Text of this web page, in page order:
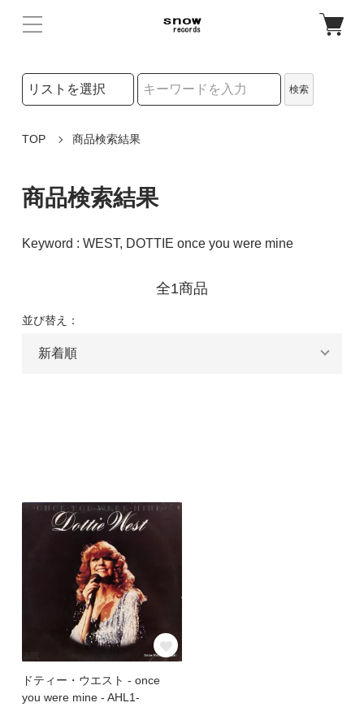
検索リストの選択
検索
TOP 商品検索結果
商品検索結果
Keyword : WEST, DOTTIE once you were mine
全1商品
並び替え：
ドティー・ウエスト - once
you were mine - AHL1-